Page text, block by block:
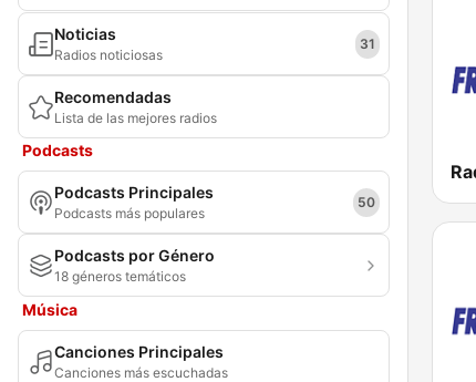
Noticias
Radios noticiosas
31
Recomendadas
Lista de las mejores radios
Podcasts
Podcasts Principales
Podcasts más populares
50
Podcasts por Género
18 géneros temáticos
Música
Canciones Principales
Canciones más escuchadas